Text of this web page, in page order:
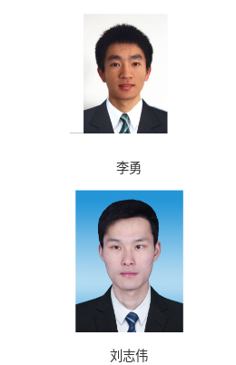
李勇
刘志伟